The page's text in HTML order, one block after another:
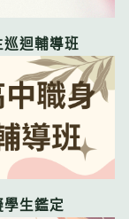
巡迴輔導班
學生鑑定